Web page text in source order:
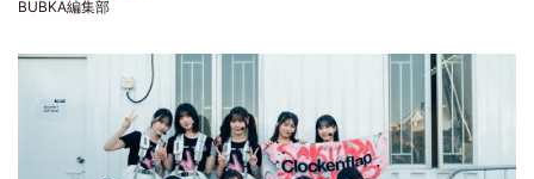
BUBKA編集部